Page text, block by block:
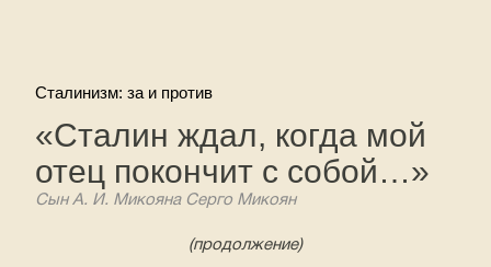
Сталинизм: за и против
«Сталин ждал, когда мой
отец покончит с собой…»
Сын А. И. Микояна Серго Микоян
(продолжение)